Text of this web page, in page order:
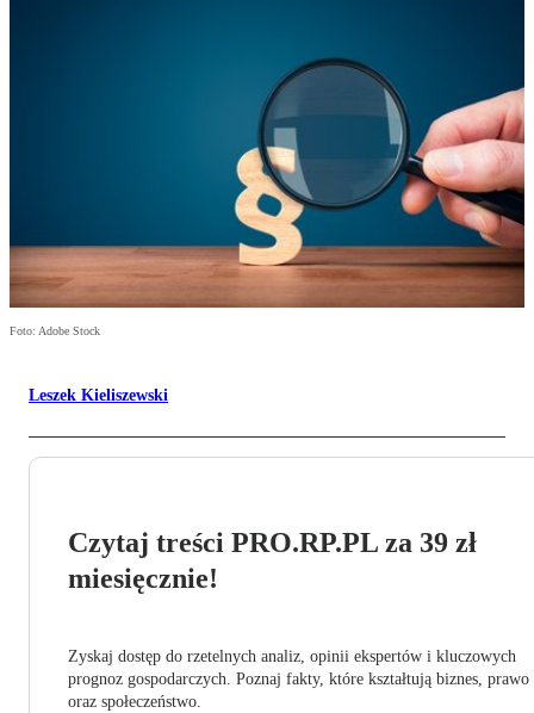
Foto: Adobe Stock
Leszek Kieliszewski
Czytaj treści PRO.RP.PL za 39 zł
miesięcznie!
Zyskaj dostęp do rzetelnych analiz, opinii ekspertów i kluczowych
prognoz gospodarczych. Poznaj fakty, które kształtują biznes, prawo
oraz społeczeństwo.